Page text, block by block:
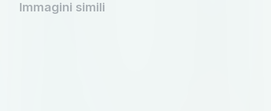
Immagini simili